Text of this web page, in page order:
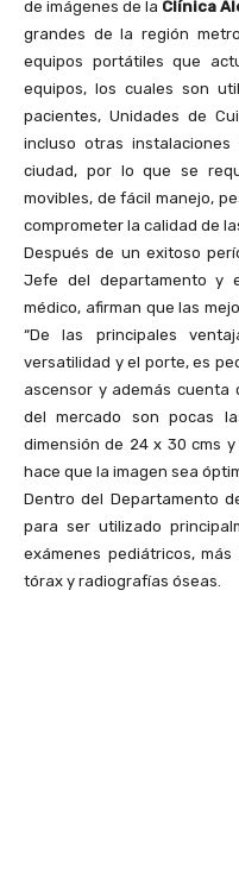
de imágenes de la Clínica
grandes de la región
equipos portátiles que
equipos, los cuales son
pacientes, Unidades de
incluso otras
ciudad, por lo que se
movibles, de fácil manejo,
comprometer la calidad de
Después de un exitoso
Jefe del departamento y
médico, afirman que las
“De las principales
versatilidad y el porte, es
ascensor y además cuenta
del mercado son pocas
dimensión de 24 x 30 cms
hace que la imagen sea
Dentro del Departamento
para ser utilizado
exámenes pediátricos,
tórax y radiografías óseas.